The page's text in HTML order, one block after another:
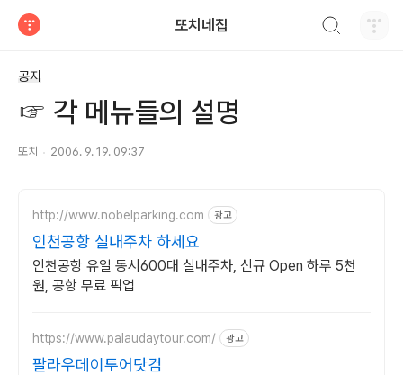
또치네집
공지
☞ 각 메뉴들의 설명
또치 2006. 9. 19. 09:37
http://www.nobelparking.com 광고
인천공항 실내주차 하세요
인천공항 유일 동시600대 실내주차, 신규 Open 하루 5천
원, 공항 무료 픽업
https://www.palaudaytour.com/ 광고
팔라우데이투어닷컴